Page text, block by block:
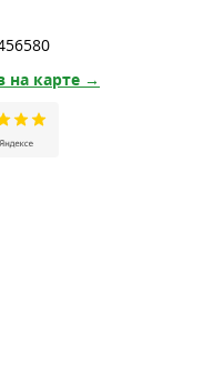
на карте →